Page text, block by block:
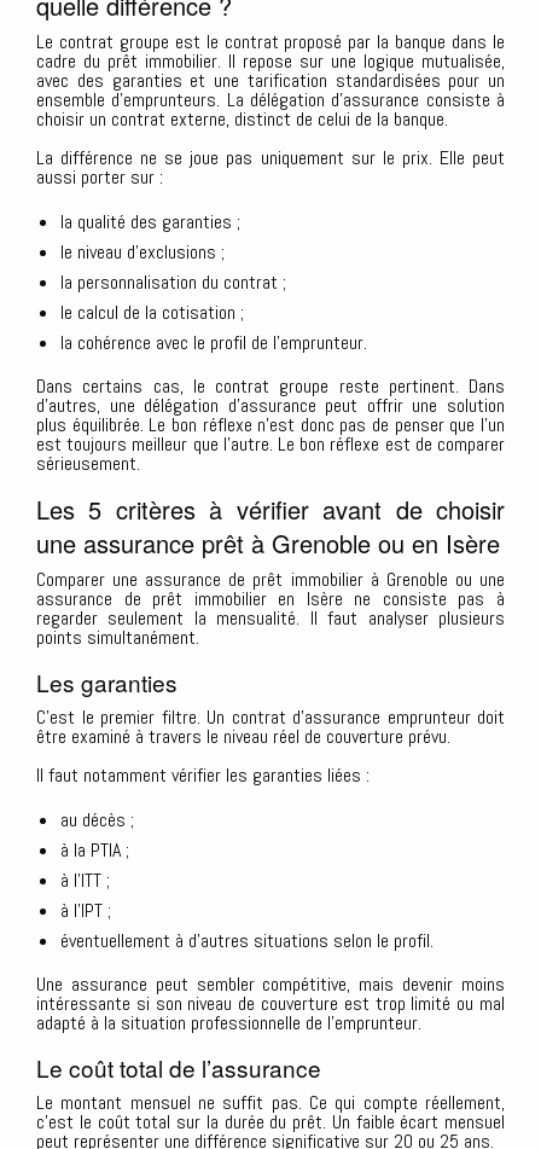
Le contrat groupe est le contrat proposé par la banque dans le
cadre du prêt immobilier. Il repose sur une logique mutualisée,
avec des garanties et une tarification standardisées pour un
ensemble d’emprunteurs. La délégation d’assurance consiste à
choisir un contrat externe, distinct de celui de la banque.
La différence ne se joue pas uniquement sur le prix. Elle peut
aussi porter sur :
la qualité des garanties ;
le niveau d’exclusions ;
la personnalisation du contrat ;
le calcul de la cotisation ;
la cohérence avec le profil de l’emprunteur.
Dans certains cas, le contrat groupe reste pertinent. Dans
d’autres, une délégation d’assurance peut offrir une solution
plus équilibrée. Le bon réflexe n’est donc pas de penser que l’un
est toujours meilleur que l’autre. Le bon réflexe est de comparer
sérieusement.
Les 5 critères à vérifier avant de choisir
une assurance prêt à Grenoble ou en Isère
Comparer une assurance de prêt immobilier à Grenoble ou une
assurance de prêt immobilier en Isère ne consiste pas à
regarder seulement la mensualité. Il faut analyser plusieurs
points simultanément.
Les garanties
C’est le premier filtre. Un contrat d’assurance emprunteur doit
être examiné à travers le niveau réel de couverture prévu.
Il faut notamment vérifier les garanties liées :
au décès ;
à la PTIA ;
à l’ITT ;
à l’IPT ;
éventuellement à d’autres situations selon le profil.
Une assurance peut sembler compétitive, mais devenir moins
intéressante si son niveau de couverture est trop limité ou mal
adapté à la situation professionnelle de l’emprunteur.
Le coût total de l’assurance
Le montant mensuel ne suffit pas. Ce qui compte réellement,
c’est le coût total sur la durée du prêt. Un faible écart mensuel
peut représenter une différence significative sur 20 ou 25 ans.